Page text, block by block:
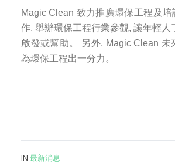
Magic Clean 致力推廣環保工程及
作, 舉辦環保工程行業參觀, 讓年輕
啟發或幫助。 另外, Magic Clean
為環保工程出一分力。
IN 最新消息